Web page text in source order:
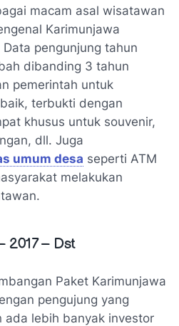
macam asal wisatawan
Karimunjawa
pengunjung tahun
dibanding 3 tahun
pemerintah untuk
terbukti dengan
khusus untuk souvenir,
dll. Juga
umum desa seperti ATM
melakukan
2017 – Dst
Paket Karimunjawa
pengujung yang
ada lebih banyak investor